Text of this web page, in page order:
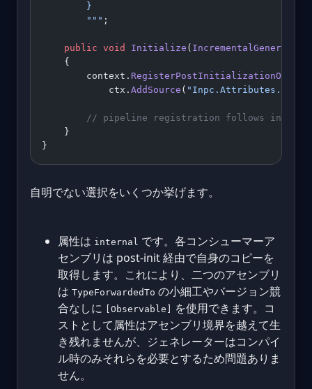
        }
        """
;
    public
void Initialize (
    {
        context.
RegisterPostInitializationOutput
            ctx.
AddSource ( "Inpc.Attributes.g.cs"
// pipeline registration follows in the
    }
}
自明でない選択をいくつか挙げます。
属性は internal です。各コンシューマーア
センブリは post-init 経由で自身のコピーを
取得します。これにより、二つのアセンブリ
は TypeForwardedTo の小細工やバージョン競
合なしに
[Observable]
を使用できます。コ
ストとして属性はアセンブリ境界を越えて生
き残れませんが、ジェネレーターはコンパイ
ル時のみそれらを必要とするため問題ありま
せん。